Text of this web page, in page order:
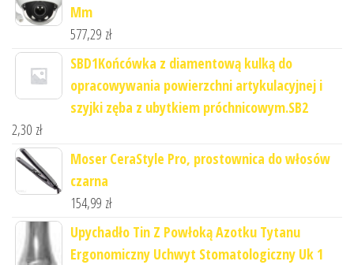
Mm
577,29 zł
SBD1Końcówka z diamentową kulką do
opracowywania powierzchni artykulacyjnej i
szyjki zęba z ubytkiem próchnicowym.SB2
2,30 zł
Moser CeraStyle Pro, prostownica do włosów
czarna
154,99 zł
Upychadło Tin Z Powłoką Azotku Tytanu
Ergonomiczny Uchwyt Stomatologiczny Uk 1